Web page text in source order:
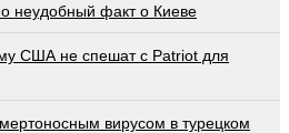
неудобный факт о Киеве
США не спешат с Patriot для
вирусом в турецком